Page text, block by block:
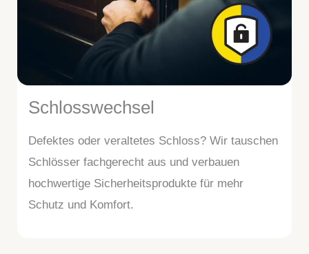
Schlosswechsel
Defektes oder veraltetes Schloss? Wir tauschen
Schlösser fachgerecht aus und verbauen
hochwertige Sicherheitsprodukte für mehr
Schutz und Komfort.